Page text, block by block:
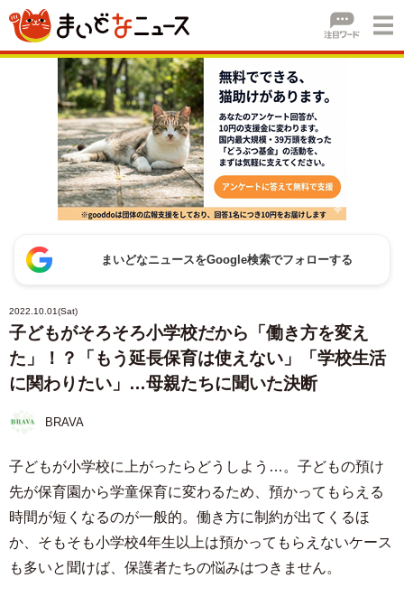
まいどなニュースをGoogle検索でフォローする
2022.10.01(Sat)
子どもがそろそろ小学校だから「働き方を変え
た」！？「もう延長保育は使えない」「学校生活
に関わりたい」…母親たちに聞いた決断
BRAVA
子どもが小学校に上がったらどうしよう…。子どもの預け
先が保育園から学童保育に変わるため、預かってもらえる
時間が短くなるのが一般的。働き方に制約が出てくるほ
か、そもそも小学校4年生以上は預かってもらえないケース
も多いと聞けば、保護者たちの悩みはつきません。